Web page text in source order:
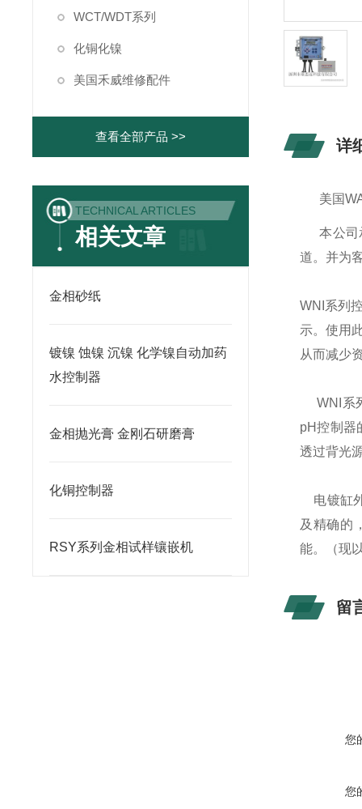
WCT/WDT系列
化铜化镍
美国禾威维修配件
查看全部产品 >>
TECHNICAL ARTICLES
相关文章
金相砂纸
镀镍 蚀镍 沉镍 化学镍自动加药
水控制器
金相抛光膏 金刚石研磨膏
化铜控制器
RSY系列金相试样镶嵌机
详
美国
本公司
道。并为
WNI 系列
示。使用
从而减少
WNI 系
pH控制器
透过背光
电镀缸
及精确的
能。（现
留
您
您